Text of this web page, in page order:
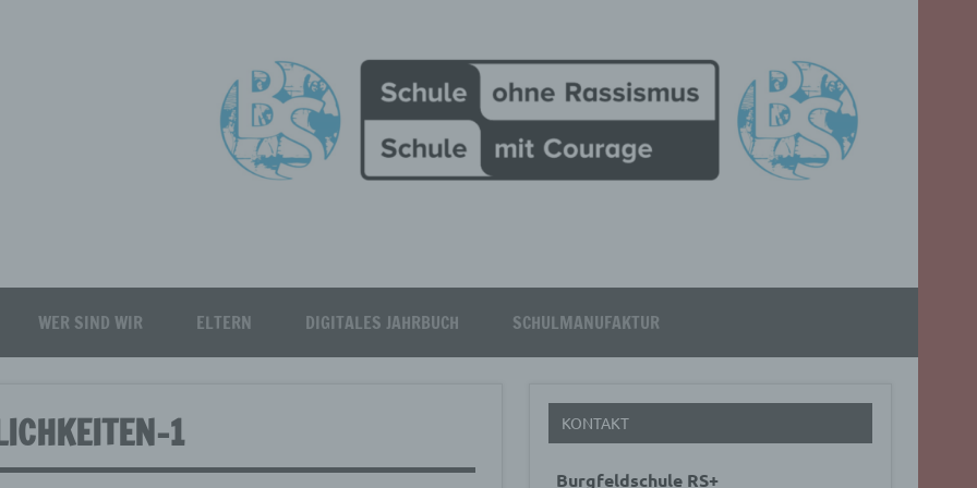
Burgfeld Realschule plus
WER SIND WIR ELTERN DIGITALES JAHRBUCH SCHULMANUFAKTUR
1 KONTAKT
Burgfeldschule RS+